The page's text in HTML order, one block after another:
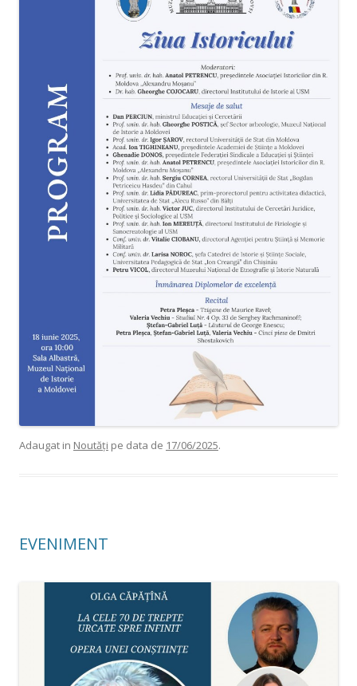
Adaugat in Noutăți pe data de 17/06/2025.
EVENIMENT